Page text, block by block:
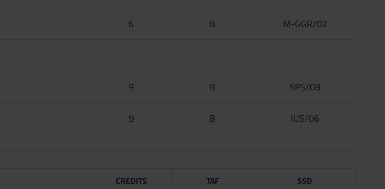
6 B M-GGR/02
9 B SPS/08
9 B IUS/06
CREDITS TAF SSD